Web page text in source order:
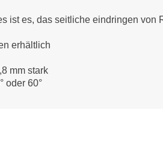
ist es, das seitliche eindringen
erhältlich
mm stark
oder 60°